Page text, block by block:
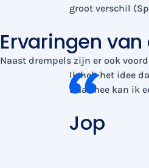
groot verschil
Ervaringen
Naast drempels zijn er ook
Ik heb het idee
Daarmee kan ik
Jop